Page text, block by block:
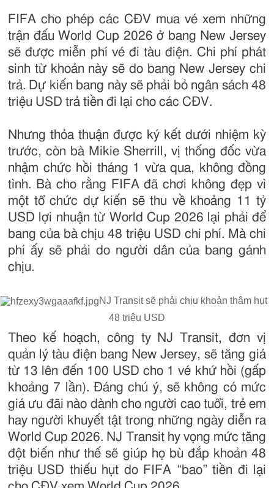
FIFA cho phép các CĐV mua vé xem những
trận đấu World Cup 2026 ở bang New Jersey
sẽ được miễn phí vé đi tàu điện. Chi phí phát
sinh từ khoản này sẽ do bang New Jersey chi
trả. Dự kiến bang này sẽ phải bỏ ngân sách 48
triệu USD trả tiền đi lại cho các CĐV.
Nhưng thỏa thuận được ký kết dưới nhiệm kỳ
trước, còn bà Mikie Sherrill, vị thống đốc vừa
nhậm chức hồi tháng 1 vừa qua, không đồng
tình. Bà cho rằng FIFA đã chơi không đẹp vì
một tổ chức dự kiến sẽ thu về khoảng 11 tỷ
USD lợi nhuận từ World Cup 2026 lại phải để
bang của bà chịu 48 triệu USD chi phí. Mà chi
phí ấy sẽ phải do người dân của bang gánh
chịu.
NJ Transit sẽ phải chịu khoản thâm hụt
48 triệu USD
Theo kế hoạch, công ty NJ Transit, đơn vị
quản lý tàu điện bang New Jersey, sẽ tăng giá
từ 13 lên đến 100 USD cho 1 vé khứ hồi (gấp
khoảng 7 lần). Đáng chú ý, sẽ không có mức
giá ưu đãi nào dành cho người cao tuổi, trẻ em
hay người khuyết tật trong những ngày diễn ra
World Cup 2026. NJ Transit hy vọng mức tăng
đột biến như thế sẽ giúp họ bù đắp khoản 48
triệu USD thiếu hụt do FIFA “bao” tiền đi lại